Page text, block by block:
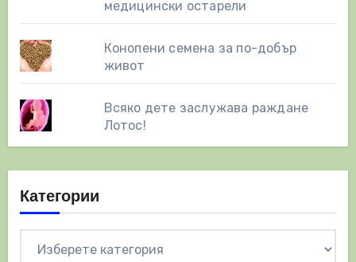
медицински остарели
Конопени семена за по-добър
живот
Всяко дете заслужава раждане
Лотос!
Категории